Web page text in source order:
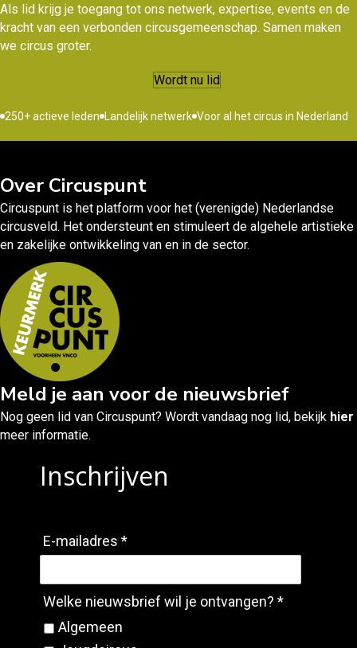
Als lid krijg je toegang tot ons netwerk, expertise, events en de
kracht van een verbonden circusgemeenschap. Samen maken
we circus groter.
Wordt nu lid
250+ actieve leden Landelijk netwerk Voor al het circus in Nederland
Over Circuspunt
Circuspunt is het platform voor het (verenigde) Nederlandse
circusveld. Het ondersteunt en stimuleert de algehele artistieke
en zakelijke ontwikkeling van en in de sector.
Meld je aan voor de nieuwsbrief
Nog geen lid van Circuspunt? Wordt vandaag nog lid, bekijk hier
meer informatie.
Inschrijven
E-mailadres *
Welke nieuwsbrief wil je ontvangen? *
Algemeen